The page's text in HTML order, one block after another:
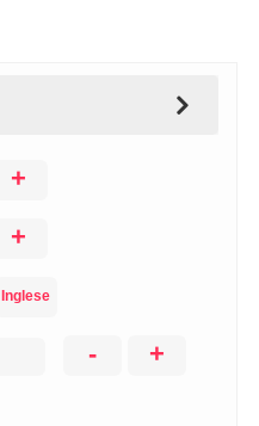
+
+
Inglese
- +